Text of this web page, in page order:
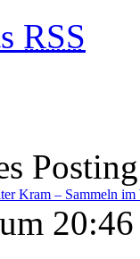
RSS
Posting
Kram – Sammeln im
20:46